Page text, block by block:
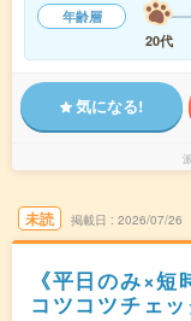
年齢層
20代
気になる!
未読 掲載日 2026/07/26
《平日のみ×
コツコツチェッ